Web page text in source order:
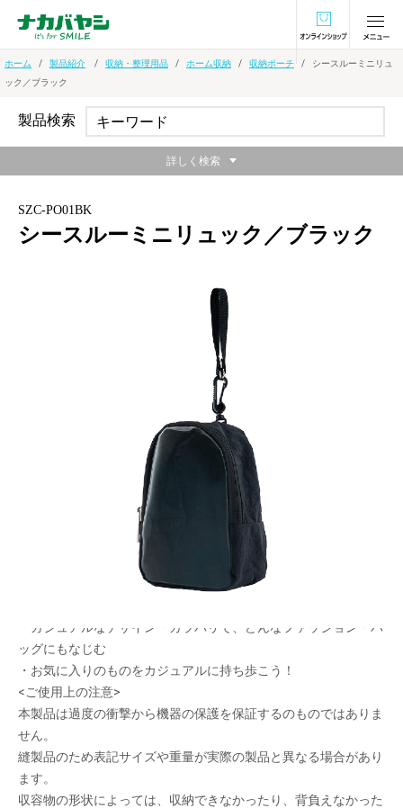
オンラインショ
ホーム 製品紹介 収納・整理用品 ホーム収納 収納ポーチ
シースルーミニリュ
ック／ブラック
SZC-PO01BK
シースルーミニリュック／ブラック
ぬいぐるみや小物を収納できるリュック型ポー
チ。ポーチ同士の連結が可能！
・ぬいぐるみや人形に“背負わせて飾れる”リュック型仕様
・ぬいぐるみや小物を持ち歩ける、ポーチ同士の連結が可能で、
グッズ量や用途に応じてカスタマイズできる
・バッグに取り付けられるストラップ付き
・カジュアルなデザイン・カラバリで、どんなファッション・バ
ッグにもなじむ
・お気に入りのものをカジュアルに持ち歩こう！
<ご使用上の注意>
本製品は過度の衝撃から機器の保護を保証するのものではありま
せん。
縫製品のため表記サイズや重量が実際の製品と異なる場合があり
ます。
収容物の形状によっては、収納できなかったり、背負えなかった
製品検索
詳しく検索